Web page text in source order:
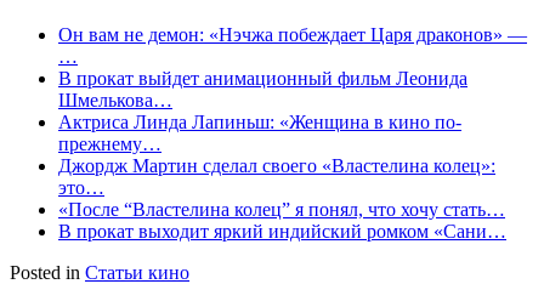
Он вам не демон: «Нэчжа побеждает Царя драконов» —
…
В прокат выйдет анимационный фильм Леонида
Шмелькова…
Актриса Линда Лапиньш: «Женщина в кино по-
прежнему…
Джордж Мартин сделал своего «Властелина колец»:
это…
«После “Властелина колец” я понял, что хочу стать…
В прокат выходит яркий индийский ромком «Сани…
Posted in Статьи кино